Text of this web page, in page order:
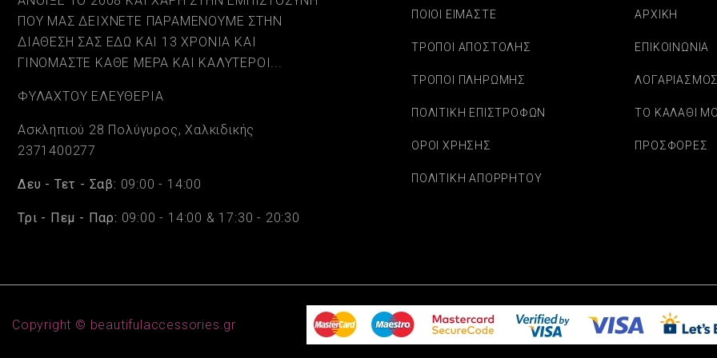
ΠΟΥ ΜΑΣ ΔΕΙΧΝΕΤΕ ΠΑΡΑΜΕΝΟΥΜΕ ΣΤΗΝ
ΔΙΑΘΕΣΗ ΣΑΣ ΕΔΩ ΚΑΙ 13 ΧΡΟΝΙΑ ΚΑΙ
ΓΙΝΟΜΑΣΤΕ ΚΑΘΕ ΜΕΡΑ ΚΑΙ ΚΑΛΥΤΕΡΟΙ...
ΦΥΛΑΧΤΟΥ ΕΛΕΥΘΕΡΙΑ
Ασκληπιού 28 Πολύγυρος, Χαλκιδικής
2371400277
Δευ - Τετ - Σαβ: 09:00 - 14:00
Τρι - Πεμ - Παρ: 09:00 - 14:00 & 17:30 - 20:30
ΠΟΙΟΙ ΕΙΜΑΣΤΕ
ΤΡΟΠΟΙ ΑΠΟΣΤΟΛΗΣ
ΤΡΟΠΟΙ ΠΛΗΡΩΜΗΣ
ΠΟΛΙΤΙΚΗ ΕΠΙΣΤΡΟΦΩΝ
ΟΡΟΙ ΧΡΗΣΗΣ
ΠΟΛΙΤΙΚΗ ΑΠΟΡΡΗΤΟΥ
ΑΡΧΙΚΗ
ΕΠΙΚΟΙΝΩΝΙΑ
ΛΟΓΑΡΙΑΣΜΟΣ
ΤΟ ΚΑΛΑΘΙ
ΠΡΟΣΦΟΡΕΣ
Copyright © beautifulaccessories.gr